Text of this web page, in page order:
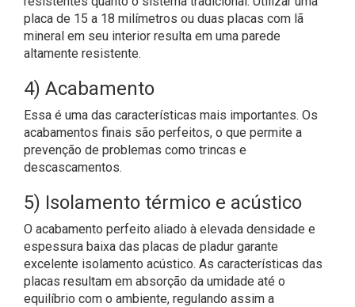
placa de 15 a 18 milímetros ou duas placas com lã
mineral em seu interior resulta em uma parede
altamente resistente.
4) Acabamento
Essa é uma das características mais importantes. Os
acabamentos finais são perfeitos, o que permite a
prevenção de problemas como trincas e
descascamentos.
5) Isolamento térmico e acústico
O acabamento perfeito aliado à elevada densidade e
espessura baixa das placas de pladur garante
excelente isolamento acústico. As características das
placas resultam em absorção da umidade até o
equilíbrio com o ambiente, regulando assim a